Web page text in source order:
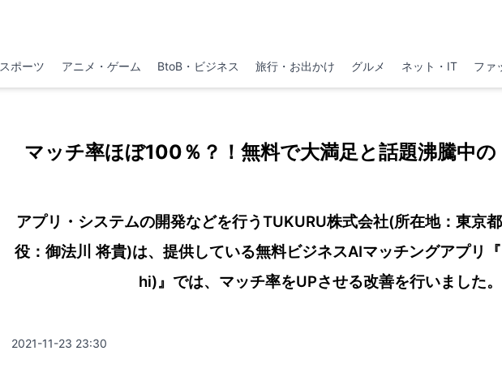
スポーツ アニメ・ゲーム BtoB・ビジネス 旅行・お出かけ グルメ ネット・IT ファ
マッチ率ほぼ100％？！無料で大満足と話題沸騰中の
アプリ・システムの開発などを行うTUKURU株式会社(所在地：東京
役：御法川 将貴)は、提供している無料ビジネスAIマッチングアプリ
hi)』では、マッチ率をUPさせる改善を行いました。
2021-11-23 23:30